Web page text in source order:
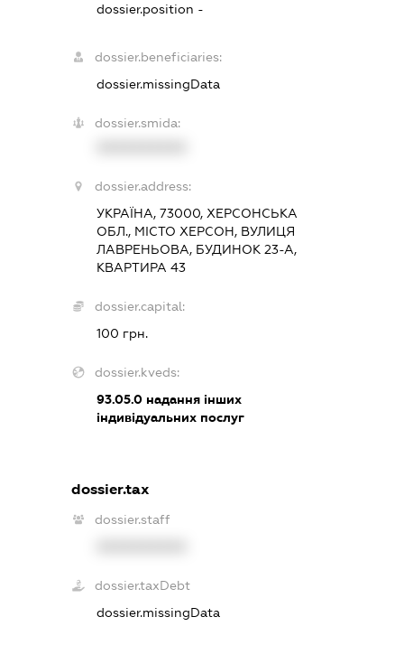
dossier.position -
dossier.beneficiaries:
dossier.missingData
dossier.smida:
dossier.address:
УКРАЇНА, 73000, ХЕРСОНСЬКА
ОБЛ., МІСТО ХЕРСОН, ВУЛИЦЯ
ЛАВРЕНЬОВА, БУДИНОК 23-А,
КВАРТИРА 43
dossier.capital:
100 грн.
dossier.kveds:
93.05.0надання інших
індивідуальних послуг
dossier.tax
dossier.staff
dossier.taxDebt
dossier.missingData